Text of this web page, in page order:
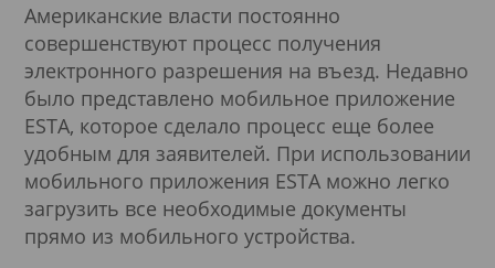
Подробнее
Американские власти постоянно
совершенствуют процесс получения
электронного разрешения на въезд. Недавно
было представлено мобильное приложение
ESTA, которое сделало процесс еще более
удобным для заявителей. При использовании
мобильного приложения ESTA можно легко
загрузить все необходимые документы
прямо из мобильного устройства.